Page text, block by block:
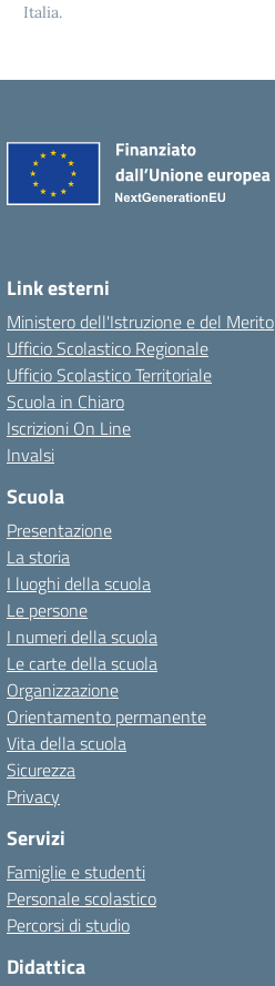
Italia.
Link esterni
Ministero dell'Istruzione e del Merito
Ufficio Scolastico Regionale
Ufficio Scolastico Territoriale
Scuola in Chiaro
Iscrizioni On Line
Invalsi
Scuola
Presentazione
La storia
I luoghi della scuola
Le persone
I numeri della scuola
Le carte della scuola
Organizzazione
Orientamento permanente
Vita della scuola
Sicurezza
Privacy
Servizi
Famiglie e studenti
Personale scolastico
Percorsi di studio
Didattica